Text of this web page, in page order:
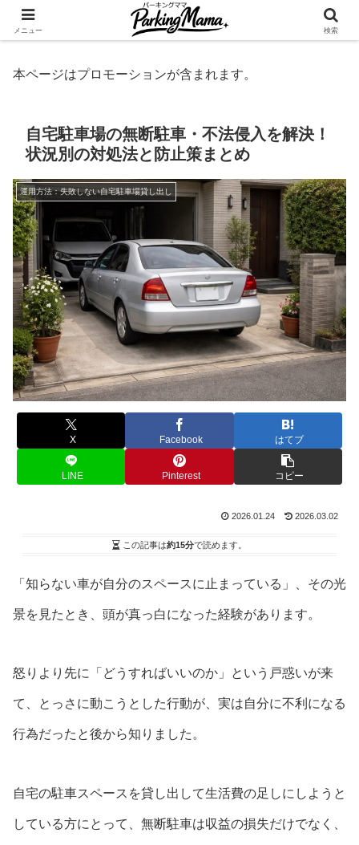
✨空き家・自宅の駐車場を貸してゆとりget🍵
本ページはプロモーションが含まれます。
自宅駐車場の無断駐車・不法侵入を解決！
状況別の対処法と防止策まとめ
運用方法：失敗しない自宅駐車場貸し出し
X Facebook はてブ
LINE Pinterest コピー
2026.01.24 2026.03.02
この記事は約15分で読めます。
「知らない車が自分のスペースに止まっている」、その光
景を見たとき、頭が真っ白になった経験があります。
怒りより先に「どうすればいいのか」という戸惑いが来
て、とっさに動こうとした行動が、実は自分に不利になる
行為だったと後から知りました。
自宅の駐車スペースを貸し出して生活費の足しにしようと
している方にとって、無断駐車は収益の損失だけでなく、
メニュー 検索